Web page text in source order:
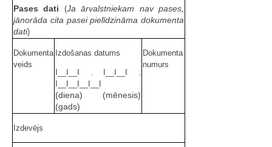
Pases dati (Ja ārvalstniekam nav pases,
jānorāda cita pasei pielīdzināma dokumenta
dati)
Dokumenta
veids
Izdošanas datums
I__I__I . I__I__I .
I__I__I__I__I
(diena) (mēnesis)
(gads)
Dokumenta
numurs
Izdevējs